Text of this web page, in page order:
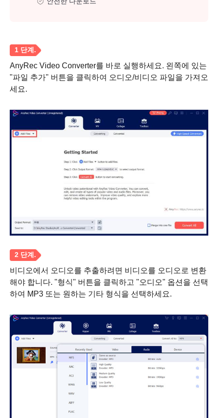
AnyRec Video Converter를 바로 실행하세요. 왼쪽에 있는
"파일 추가" 버튼을 클릭하여 오디오/비디오 파일을 가져오
세요.
비디오에서 오디오를 추출하려면 비디오를 오디오로 변환
해야 합니다. "형식" 버튼을 클릭하고 "오디오" 옵션을 선택
하여 MP3 또는 원하는 기타 형식을 선택하세요.